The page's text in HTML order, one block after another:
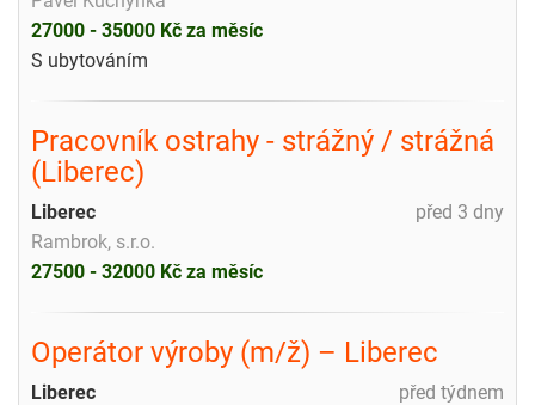
27000 - 35000 Kč za měsíc
S ubytováním
Pracovník ostrahy - strážný / strážná
(Liberec)
před 3 dny
Liberec
Rambrok, s.r.o.
27500 - 32000 Kč za měsíc
Operátor výroby (m/ž) – Liberec
před týdnem
Liberec